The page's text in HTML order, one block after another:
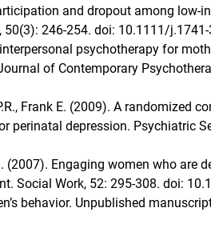
and dropout among low-
246-254. doi: 10.1111/
psychotherapy for
of Contemporary
Frank E. (2009). A randomized
depression. Psychiatric
(2007). Engaging women who are
Social Work, 52: 295-308. doi:
behavior. Unpublished